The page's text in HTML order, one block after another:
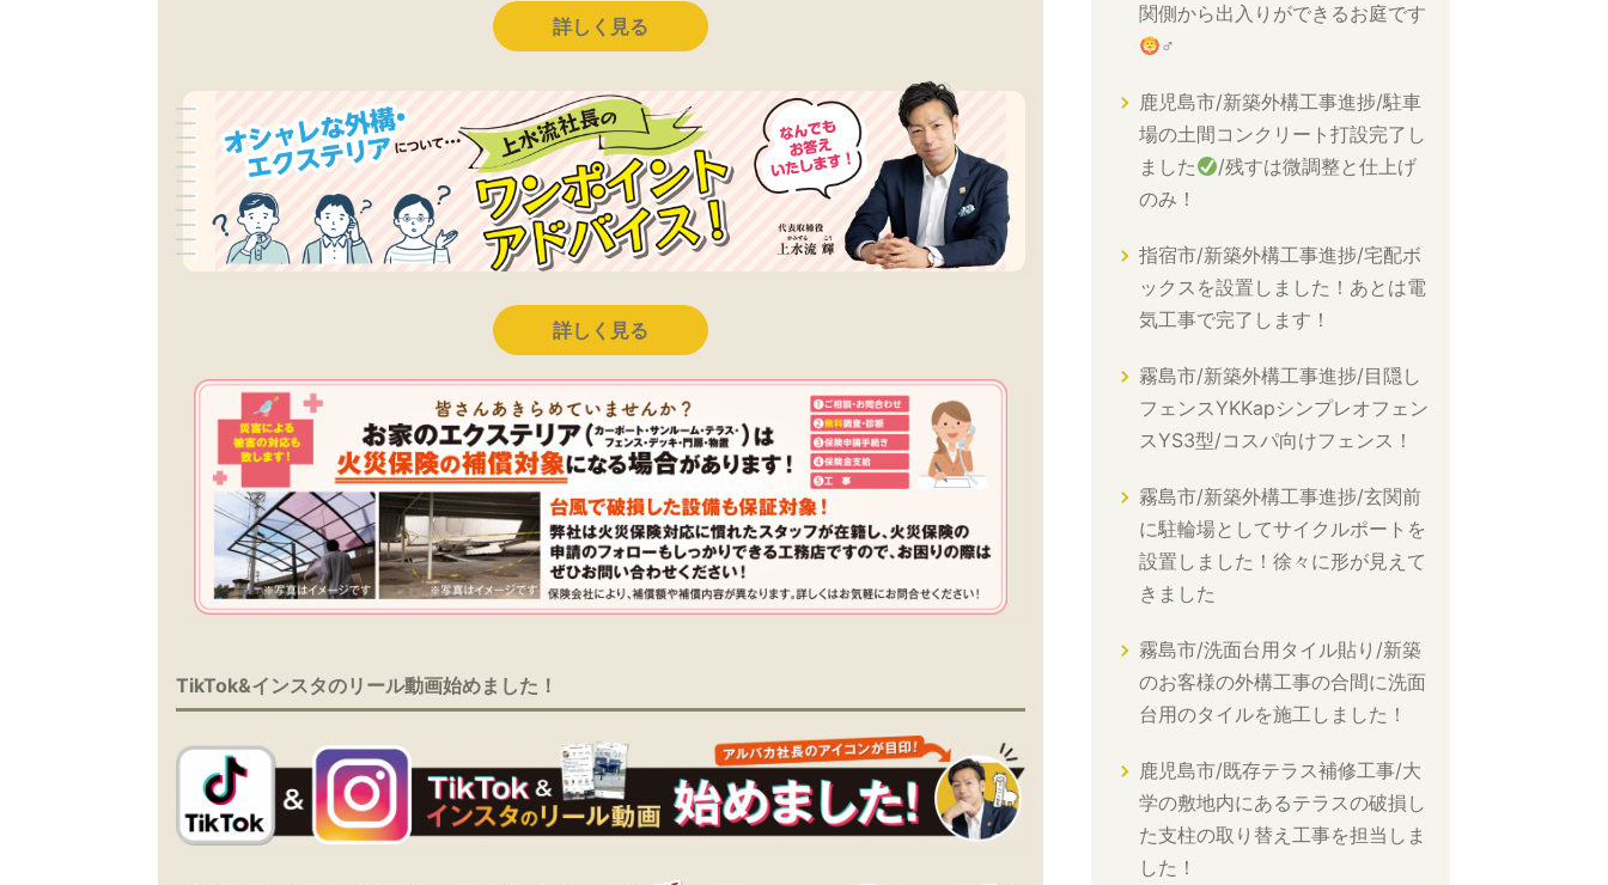
詳しく見る
詳しく見る
TikTok&インスタのリール動画始めました！
関側から出入りができるお庭です
‍♂
鹿児島市/新築外構工事進捗/駐車
場の土間コンクリート打設完了し
ました
/残すは微調整と仕上げ
のみ！
指宿市/新築外構工事進捗/宅配ボ
ックスを設置しました！あとは電
気工事で完了します！
霧島市/新築外構工事進捗/目隠し
フェンスYKKapシンプレオフェン
スYS3型/コスパ向けフェンス！
霧島市/新築外構工事進捗/玄関前
に駐輪場としてサイクルポートを
設置しました！徐々に形が見えて
きました
霧島市/洗面台用タイル貼り/新築
のお客様の外構工事の合間に洗面
台用のタイルを施工しました！
鹿児島市/既存テラス補修工事/大
学の敷地内にあるテラスの破損し
た支柱の取り替え工事を担当しま
した！